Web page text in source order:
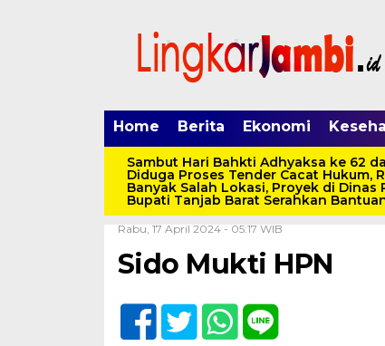
Home Berita Ekonomi
Sambut Hari Bahkti Adhyaksa ke 62
Diduga Proses Tender Cacat Hukum,
Banyak Salah Lokasi, Proyek di Dinas
Bupati Tanjab Barat Serahkan
Home /Uncategorized
Rabu, 17 April 2024 - 05:17 WIB
Sido Mukti HPN